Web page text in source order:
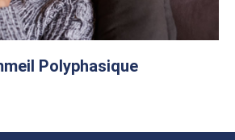
Polyphasique